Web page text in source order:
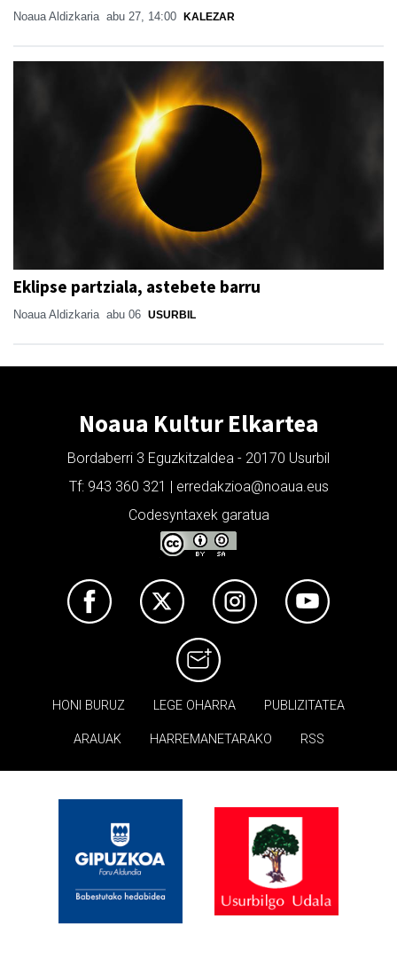
Noaua Aldizkaria abu 27, 14:00 KALEZAR
Eklipse partziala, astebete barru
Noaua Aldizkaria abu 06 USURBIL
Noaua Kultur Elkartea
Bordaberri 3 Eguzkitzaldea - 20170 Usurbil
Tf: 943 360 321 | erredakzioa@noaua.eus
Codesyntaxek garatua
HONI BURUZ LEGE OHARRA PUBLIZITATEA
ARAUAK HARREMANETARAKO RSS